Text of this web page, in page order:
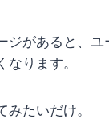
ジがあると、
なります。
みたいだけ。